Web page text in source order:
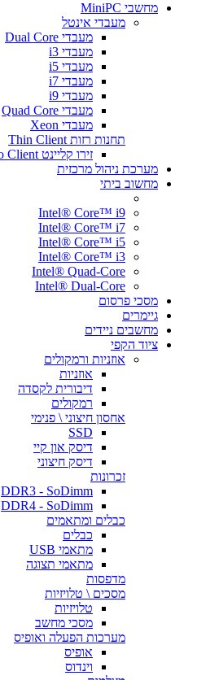
מחשבי MiniPC
מעבדי אינטל
מעבדי Dual Core
מעבדי i3
מעבדי i5
מעבדי i7
מעבדי i9
מעבדי Quad Core
מעבדי Xeon
תחנות רזות Thin Client
זירו קליינט Zero Client
מערכת ניהול מרכזית
מחשוב ביתי
Intel® Core™ i9
Intel® Core™ i7
Intel® Core™ i5
Intel® Core™ i3
Intel® Quad-Core
Intel® Dual-Core
מסכי פרסום
גיימרים
מחשבים ניידים
ציוד הקפי
אוזניות ורמקולים
אוזניות
דיבורית לקסדה
רמקולים
אחסון חיצוני \ פנימי
SSD
דיסק און קיי
דיסק חיצוני
זכרונות
DDR3 - SoDimm
DDR4 - SoDimm
כבלים ומתאמים
כבלים
מתאמי USB
מתאמי תצוגה
מדפסות
מסכים \ טלויזיות
טלויזיות
מסכי מחשב
מערכות הפעלה ואופיס
אופיס
וינדוס